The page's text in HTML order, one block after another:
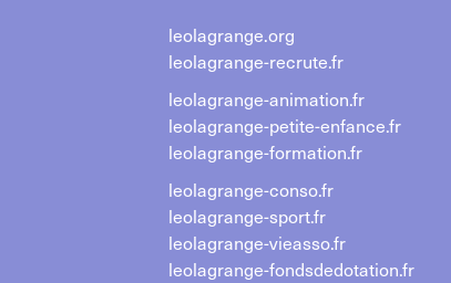
leolagrange.org
leolagrange-recrute.fr
leolagrange-animation.fr
leolagrange-petite-enfance.fr
leolagrange-formation.fr
leolagrange-conso.fr
leolagrange-sport.fr
leolagrange-vieasso.fr
leolagrange-fondsdedotation.fr